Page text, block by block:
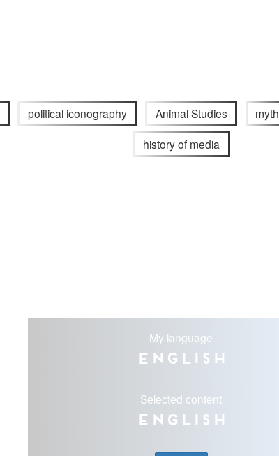
political iconography Animal Studies myth
history of media
My language
English
Selected content
English